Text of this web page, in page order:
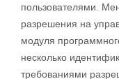
пользователями.
разрешения на
модуля
несколько
требованиями